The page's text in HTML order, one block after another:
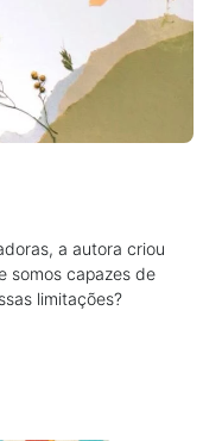
a autora criou
somos capazes de
limitações?